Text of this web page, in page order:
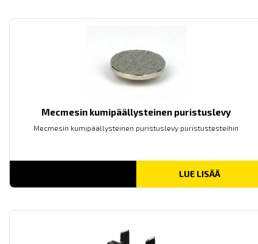
Mecmesin kumipäällysteinen puristuslevy
Mecmesin kumipäällysteinen puristuslevy puristustesteihin
LUE LISÄÄ